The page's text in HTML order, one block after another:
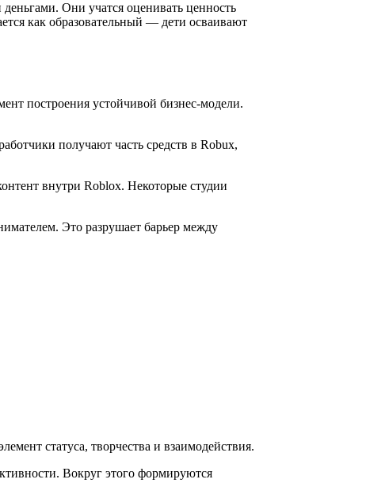
Они учатся оценивать ценность
как образовательный — дети осваивают
построения устойчивой бизнес-модели.
получают часть средств в Robux,
внутри Roblox. Некоторые студии
Это разрушает барьер между
статуса, творчества и взаимодействия.
Вокруг этого формируются